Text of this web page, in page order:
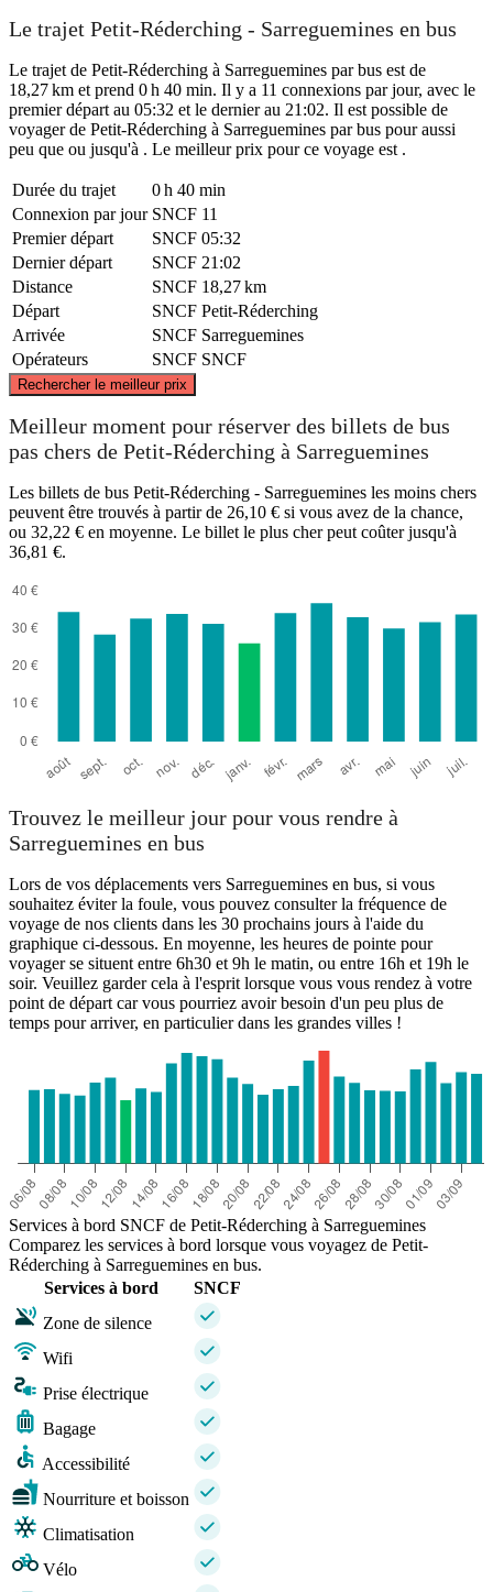
Le trajet Petit-Réderching - Sarreguemines en bus
Le trajet de Petit-Réderching à Sarreguemines par bus est de
18,27 km et prend 0 h 40 min. Il y a 11 connexions par jour, avec le
premier départ au 05:32 et le dernier au 21:02. Il est possible de
voyager de Petit-Réderching à Sarreguemines par bus pour aussi
peu que ou jusqu'à . Le meilleur prix pour ce voyage est .
Durée du trajet
0 h 40 min
Connexion par jour SNCF 11
Premier départ
SNCF 05:32
Dernier départ
SNCF 21:02
Distance
SNCF 18,27 km
Départ
SNCF Petit-Réderching
Arrivée
SNCF Sarreguemines
Opérateurs
SNCF SNCF
Rechercher le meilleur prix
Sarreguemines
Meilleur moment pour réserver des billets de bus
pas chers de Petit-Réderching à Sarreguemines
Les billets de bus Petit-Réderching - Sarreguemines les moins chers
peuvent être trouvés à partir de 26,10 € si vous avez de la chance,
ou 32,22 € en moyenne. Le billet le plus cher peut coûter jusqu'à
36,81 €.
Trouvez le meilleur jour pour vous rendre à
Sarreguemines en bus
Lors de vos déplacements vers Sarreguemines en bus, si vous
souhaitez éviter la foule, vous pouvez consulter la fréquence de
voyage de nos clients dans les 30 prochains jours à l'aide du
graphique ci-dessous. En moyenne, les heures de pointe pour
voyager se situent entre 6h30 et 9h le matin, ou entre 16h et 19h le
soir. Veuillez garder cela à l'esprit lorsque vous vous rendez à votre
point de départ car vous pourriez avoir besoin d'un peu plus de
temps pour arriver, en particulier dans les grandes villes !
Services à bord SNCF de Petit-Réderching à Sarreguemines
Comparez les services à bord lorsque vous voyagez de Petit-
Réderching à Sarreguemines en bus.
Services à bord
SNCF
Zone de silence
Wifi
Prise électrique
Bagage
Accessibilité
Nourriture et boisson
Climatisation
Vélo